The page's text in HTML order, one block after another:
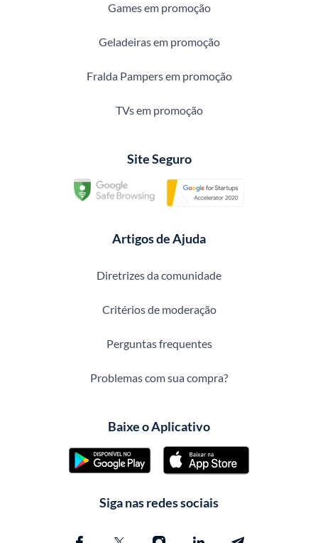
Games em promoção
Geladeiras em promoção
Fralda Pampers em promoção
TVs em promoção
Site Seguro
Artigos de Ajuda
Diretrizes da comunidade
Critérios de moderação
Perguntas frequentes
Problemas com sua compra?
Baixe o Aplicativo
Siga nas redes sociais